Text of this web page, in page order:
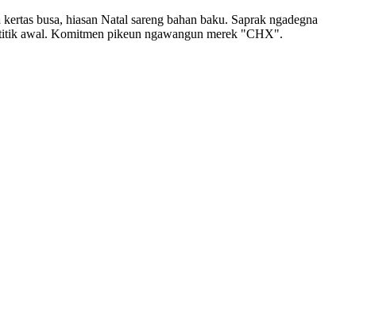
busa, hiasan Natal sareng bahan baku. Saprak ngadegna
titik awal. Komitmen pikeun ngawangun merek "CHX".